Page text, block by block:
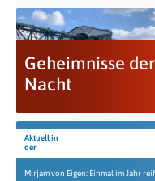
Geheimnisse der
Nacht
Aktuell in
der
Mirjam von Eigen: Einmal im Jahr